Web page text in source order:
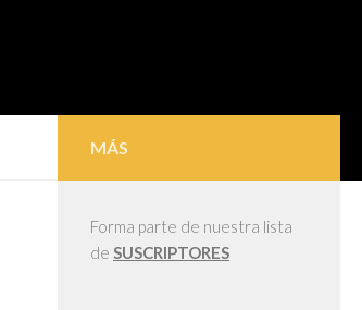
MÁS
Forma parte de nuestra lista
de SUSCRIPTORES